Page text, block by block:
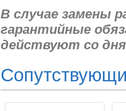
В случае замены
гарантийные
действуют со